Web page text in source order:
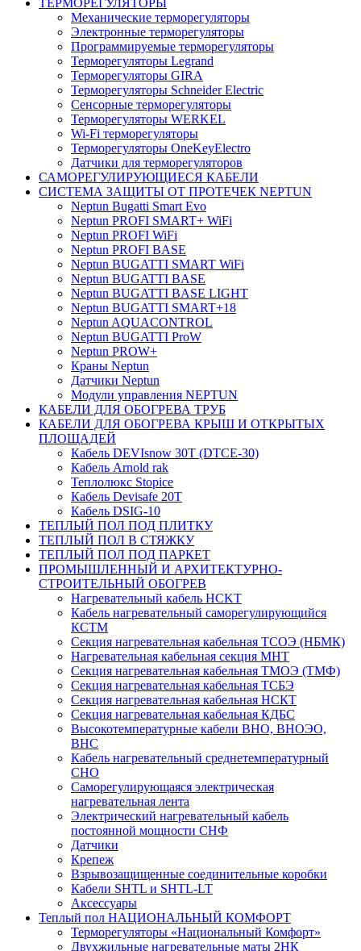
ТЕРМОРЕГУЛЯТОРЫ
Механические терморегуляторы
Электронные терморегуляторы
Программируемые терморегуляторы
Терморегуляторы Legrand
Терморегуляторы GIRA
Терморегуляторы Schneider Electric
Сенсорные терморегуляторы
Терморегуляторы WERKEL
Wi-Fi терморегуляторы
Терморегуляторы OneKeyElectro
Датчики для терморегуляторов
САМОРЕГУЛИРУЮЩИЕСЯ КАБЕЛИ
СИСТЕМА ЗАЩИТЫ ОТ ПРОТЕЧЕК NEPTUN
Neptun Bugatti Smart Evo
Neptun PROFI SMART+ WiFi
Neptun PROFI WiFi
Neptun PROFI BASE
Neptun BUGATTI SMART WiFi
Neptun BUGATTI BASE
Neptun BUGATTI BASE LIGHT
Neptun BUGATTI SMART+18
Neptun AQUACONTROL
Neptun BUGATTI ProW
Neptun PROW+
Краны Neptun
Датчики Neptun
Модули управления NEPTUN
КАБЕЛИ ДЛЯ ОБОГРЕВА ТРУБ
КАБЕЛИ ДЛЯ ОБОГРЕВА КРЫШ И ОТКРЫТЫХ
ПЛОЩАДЕЙ
Кабель DEVIsnow 30Т (DTCE-30)
Кабель Arnold rak
Теплолюкс Stopice
Кабель Devisafe 20T
Кабель DSIG-10
ТЕПЛЫЙ ПОЛ ПОД ПЛИТКУ
ТЕПЛЫЙ ПОЛ В СТЯЖКУ
ТЕПЛЫЙ ПОЛ ПОД ПАРКЕТ
ПРОМЫШЛЕННЫЙ И АРХИТЕКТУРНО-
СТРОИТЕЛЬНЫЙ ОБОГРЕВ
Нагревательный кабель НCKТ
Кабель нагревательный саморегулирующийся
КСТМ
Секция нагревательная кабельная ТСОЭ (НБМК)
Нагревательная кабельная секция МНТ
Секция нагревательная кабельная ТМОЭ (ТМФ)
Секция нагревательная кабельная ТСБЭ
Секция нагревательная кабельная НСКТ
Секция нагревательная кабельная КДБС
Высокотемпературные кабели ВНО, ВНОЭО,
ВНС
Кабель нагревательный среднетемпературный
СНО
Саморегулирующаяся электрическая
нагревательная лента
Электрический нагревательный кабель
постоянной мощности СНФ
Датчики
Крепеж
Взрывозащищенные соединительные коробки
Кабели SHTL и SHTL-LT
Аксессуары
Теплый пол НАЦИОНАЛЬНЫЙ КОМФОРТ
Терморегуляторы «Национальный Комфорт»
Двухжильные нагревательные маты 2НК